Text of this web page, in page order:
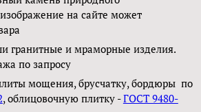
на сайте может
гранитные и мраморные изделия.
по запросу
мощения, брусчатку, бордюры по
, облицовочную плитку -ГОСТ 9480-